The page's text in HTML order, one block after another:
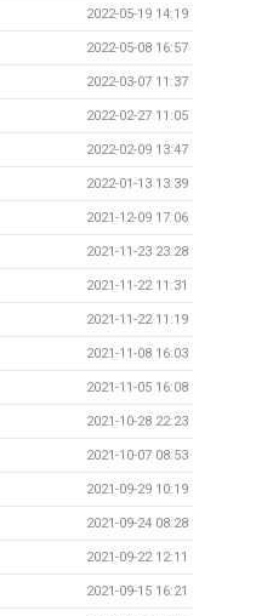
2022-05-19 14:19
2022-05-08 16:57
2022-03-07 11:37
2022-02-27 11:05
2022-02-09 13:47
2022-01-13 13:39
2021-12-09 17:06
2021-11-23 23:28
2021-11-22 11:31
2021-11-22 11:19
2021-11-08 16:03
2021-11-05 16:08
2021-10-28 22:23
2021-10-07 08:53
2021-09-29 10:19
2021-09-24 08:28
2021-09-22 12:11
2021-09-15 16:21